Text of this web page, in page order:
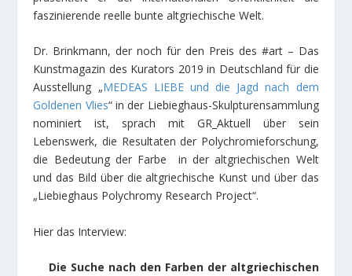
faszinierende reelle bunte altgriechische Welt.
Dr. Brinkmann, der noch für den Preis des #art – Das
Kunstmagazin des Kurators 2019 in Deutschland für die
Ausstellung „MEDEAS LIEBE und die Jagd nach dem
Goldenen Vlies“ in der Liebieghaus-Skulpturensammlung
nominiert ist, sprach mit GR_Aktuell über sein
Lebenswerk, die Resultaten der Polychromieforschung,
die Bedeutung der Farbe in der altgriechischen Welt
und das Bild über die altgriechische Kunst und über das
„Liebieghaus Polychromy Research Project“.
Hier das Interview:
Die Suche nach den Farben der altgriechischen